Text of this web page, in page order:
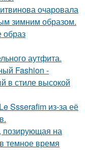
очаровала
зимним образом.
образ
аутфита.
Fashion -
в стиле высокой
Ssserafim из-за её
позирующая на
темное время